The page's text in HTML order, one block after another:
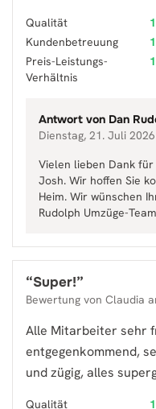
Qualität
Kundenbetreuung
Preis-Leistungs-
Verhältnis
Antwort von Dan
Dienstag, 21. Juli
Vielen lieben Dank
Josh. Wir hoffen Sie
Heim. Wir wünschen
Rudolph Umzüge-Team
“Super!”
Bewertung von Claudia
Alle Mitarbeiter sehr
entgegenkommend,
und zügig, alles
Qualität